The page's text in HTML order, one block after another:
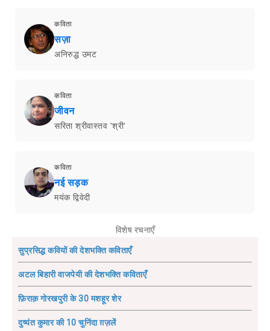
कविता
सज़ा
अनिरुद्ध उमट
कविता
जीवन
सरिता श्रीवास्तव 'श्री'
कविता
नई सड़क
मयंक द्विवेदी
विशेष रचनाएँ
सुप्रसिद्ध कवियों की देशभक्ति कविताएँ
अटल बिहारी वाजपेयी की देशभक्ति कविताएँ
फ़िराक़ गोरखपुरी के 30 मशहूर शेर
दुष्यंत कुमार की 10 चुनिंदा ग़ज़लें